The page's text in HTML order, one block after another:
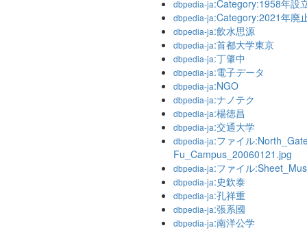
dbpedia-ja:Category:1958年設
dbpedia-ja:Category:2021年廃
dbpedia-ja:飲水思源
dbpedia-ja:首都大学東京
dbpedia-ja:丁肇中
dbpedia-ja:電子データ
dbpedia-ja:NGO
dbpedia-ja:ナノテク
dbpedia-ja:楊徳昌
dbpedia-ja:交通大学
dbpedia-ja:ファイル
Fu_Campus_20060121.jpg
dbpedia-ja:ファイル
dbpedia-ja:史欽泰
dbpedia-ja:孔祥重
dbpedia-ja:張系國
dbpedia-ja:南洋公学